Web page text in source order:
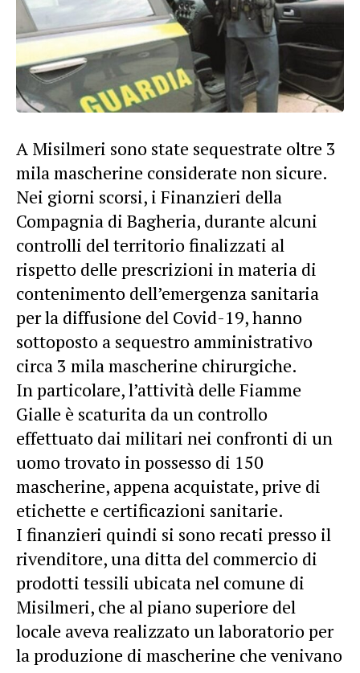
A Misilmeri sono state sequestrate oltre 3
mila mascherine considerate non sicure.
Nei giorni scorsi, i Finanzieri della
Compagnia di Bagheria, durante alcuni
controlli del territorio finalizzati al
rispetto delle prescrizioni in materia di
contenimento dell’emergenza sanitaria
per la diffusione del Covid-19, hanno
sottoposto a sequestro amministrativo
circa 3 mila mascherine chirurgiche.
In particolare, l’attività delle Fiamme
Gialle è scaturita da un controllo
effettuato dai militari nei confronti di un
uomo trovato in possesso di 150
mascherine, appena acquistate, prive di
etichette e certificazioni sanitarie.
I finanzieri quindi si sono recati presso il
rivenditore, una ditta del commercio di
prodotti tessili ubicata nel comune di
Misilmeri, che al piano superiore del
locale aveva realizzato un laboratorio per
la produzione di mascherine che venivano